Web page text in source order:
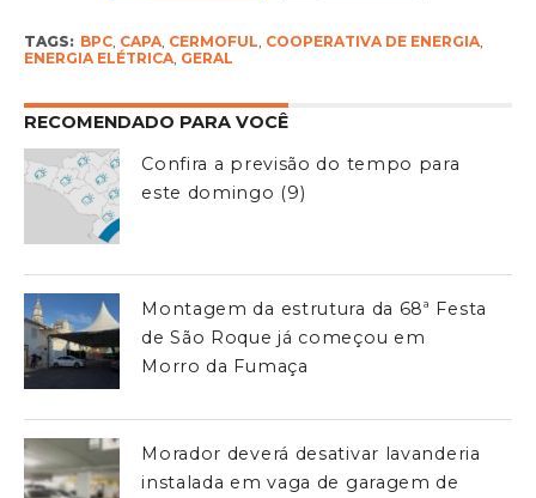
TAGS: BPC, CAPA, CERMOFUL COOPERATIVA DE ENERGIA,
ENERGIA ELÉTRICA, GERAL
RECOMENDADO PARA VOCÊ
Confira a previsão do tempo para
este domingo (9)
Montagem da estrutura da 68ª Festa
de São Roque já começou em
Morro da Fumaça
Morador deverá desativar lavanderia
instalada em vaga de garagem de